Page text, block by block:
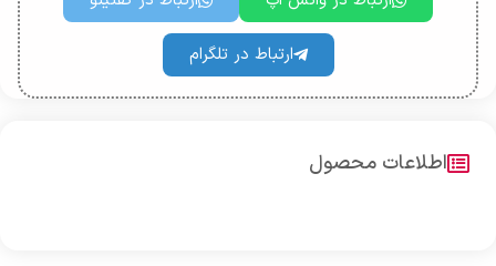
ارتباط در تلگرام
اطلاعات محصول